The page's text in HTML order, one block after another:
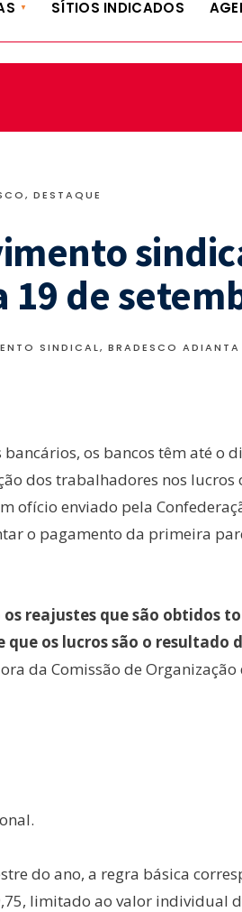
SÍTIOS INDICADOS
, DESTAQUE
19 de
SINDICAL, BRADESCO ADIANTA
os bancos têm até o
dos trabalhadores nos lucros
ofício enviado pela
o pagamento da primeira
reajustes que são obtidos
os lucros são o resultado
da Comissão de Organização
do ano, a regra básica
limitado ao valor individual